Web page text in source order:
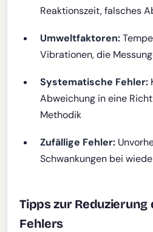
Reaktionszeit, falsches
Umweltfaktoren:
Vibrationen, die
Systematische Fehler:
Abweichung in eine
Methodik
Zufällige Fehler:
Schwankungen bei
Tipps zur
Fehlers